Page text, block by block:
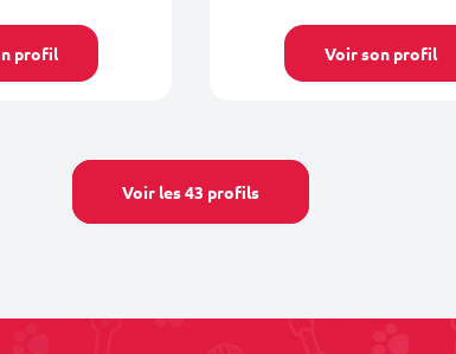
profil Voir son profil
Voir les 43 profils